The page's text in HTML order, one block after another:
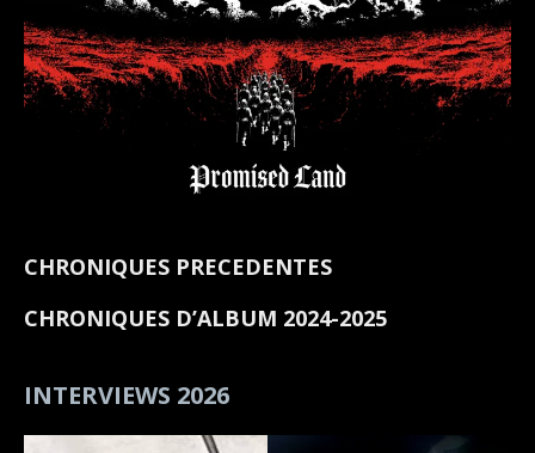
CHRONIQUES PRECEDENTES
CHRONIQUES D’ALBUM 2024-2025
INTERVIEWS 2026